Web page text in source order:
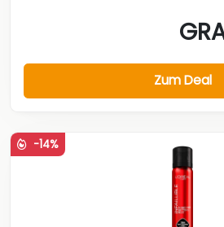
Zum Deal
-14%